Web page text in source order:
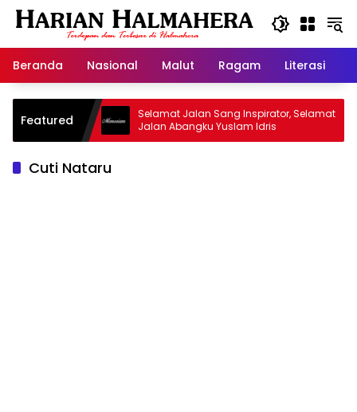
Langsung
Beranda
Nasional Malut Ragam Literasi
Featured
Selamat Jalan Sang Inspirator, Selamat
Jalan Abangku Yuslam Idris
Cuti Nataru